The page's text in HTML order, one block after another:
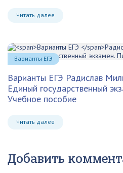
Читать далее
Варианты ЕГЭ Радислав
Единый государственный
Учебное пособие
Читать далее
Варианты ЕГЭ
Добавить